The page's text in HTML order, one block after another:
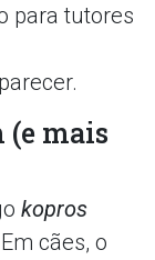
para tutores
(e mais
kopros
cães, o